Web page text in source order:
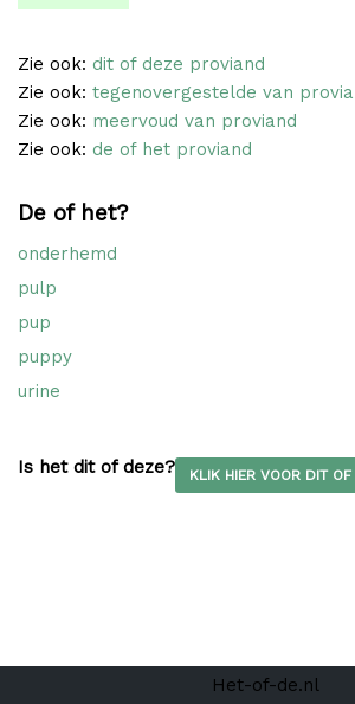
Zie ook: dit of deze proviand
Zie ook: tegenovergestelde van
Zie ook: meervoud van proviand
Zie ook: de of het proviand
De of het?
onderhemd
pulp
pup
puppy
urine
Is het dit of deze? KLIK HIER VOOR DIT
Het-of-de.nl